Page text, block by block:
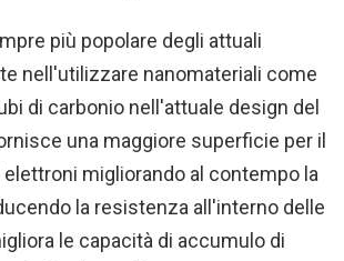
più popolare degli attuali
nell'utilizzare nanomateriali come
di carbonio nell'attuale design del
una maggiore superficie per il
migliorando al contempo la
la resistenza all'interno delle
le capacità di accumulo di